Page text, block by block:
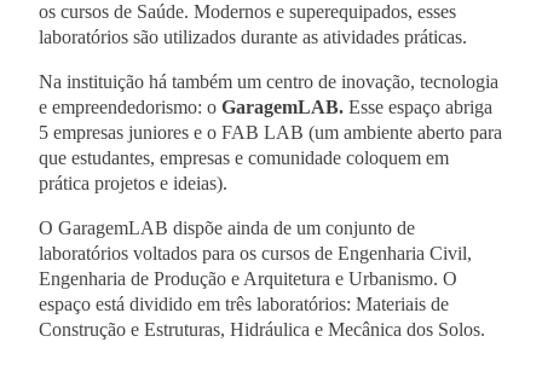
os cursos de Saúde. Modernos e superequipados, esses
laboratórios são utilizados durante as atividades práticas.
Na instituição há também um centro de inovação, tecnologia
e empreendedorismo: o GaragemLAB. Esse espaço abriga
5 empresas juniores e o FAB LAB (um ambiente aberto para
que estudantes, empresas e comunidade coloquem em
prática projetos e ideias).
O GaragemLAB dispõe ainda de um conjunto de
laboratórios voltados para os cursos de Engenharia Civil,
Engenharia de Produção e Arquitetura e Urbanismo. O
espaço está dividido em três laboratórios: Materiais de
Construção e Estruturas, Hidráulica e Mecânica dos Solos.